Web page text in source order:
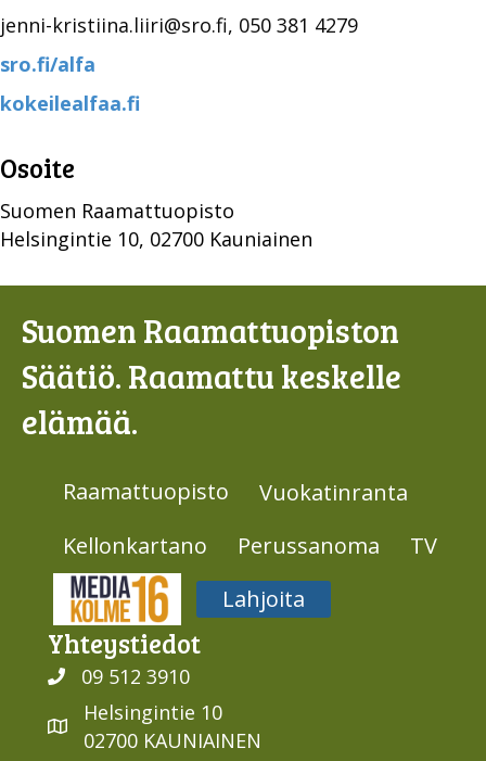
jenni-kristiina.liiri@sro.fi, 050 381 4279
sro.fi/alfa
kokeilealfaa.fi
Osoite
Suomen Raamattuopisto
Helsingintie 10, 02700 Kauniainen
Suomen Raamattuopiston
Säätiö. Raamattu keskelle
elämää.
Raamattuopisto
Vuokatinranta
Kellonkartano
Perussanoma
TV
Media316
Lahjoita
Yhteys­tiedot
09 512 3910
Helsingintie 10
02700 KAUNIAINEN